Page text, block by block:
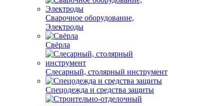
Сварочное оборудование,
Электроды
Свёрла
Слесарный, столярный инструмент
Спецодежда и средства защиты